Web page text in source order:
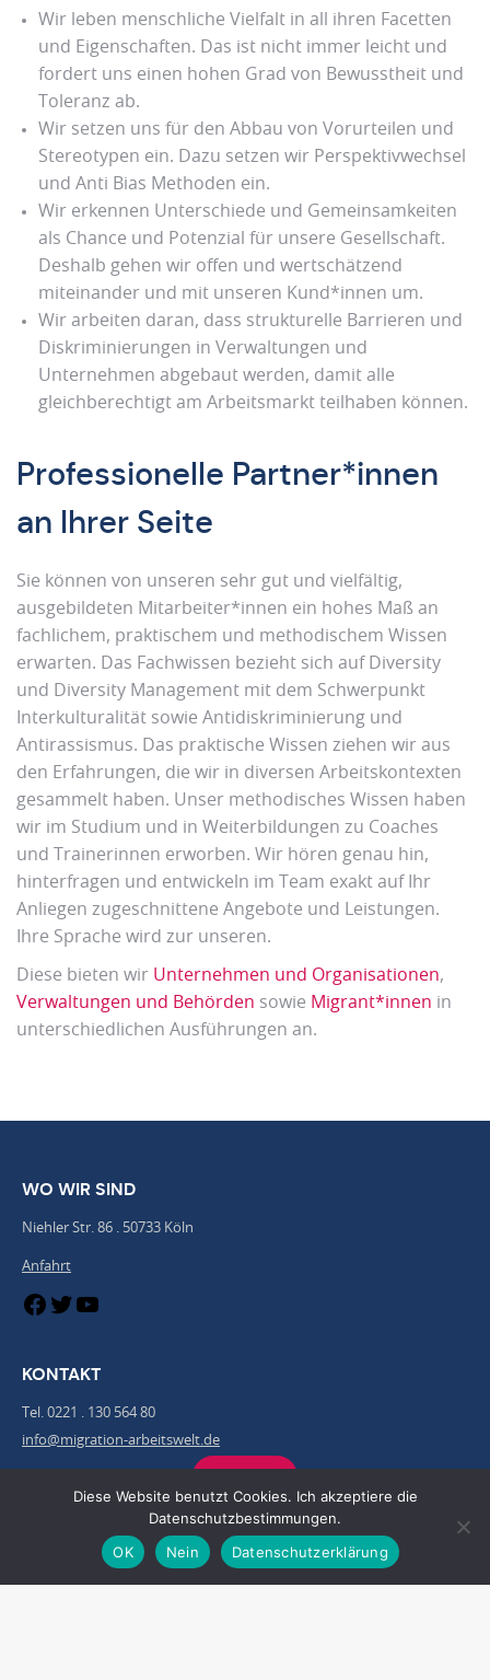
Wir leben menschliche Vielfalt in all ihren Facetten
und Eigenschaften. Das ist nicht immer leicht und
fordert uns einen hohen Grad von Bewusstheit und
Toleranz ab.
Wir setzen uns für den Abbau von Vorurteilen und
Stereotypen ein. Dazu setzen wir Perspektivwechsel
und Anti Bias Methoden ein.
Wir erkennen Unterschiede und Gemeinsamkeiten
als Chance und Potenzial für unsere Gesellschaft.
Deshalb gehen wir offen und wertschätzend
miteinander und mit unseren Kund*innen um.
Wir arbeiten daran, dass strukturelle Barrieren und
Diskriminierungen in Verwaltungen und
Unternehmen abgebaut werden, damit alle
gleichberechtigt am Arbeitsmarkt teilhaben können.
Professionelle Partner*innen
an Ihrer Seite
Sie können von unseren sehr gut und vielfältig,
ausgebildeten Mitarbeiter*innen ein hohes Maß an
fachlichem, praktischem und methodischem Wissen
erwarten. Das Fachwissen bezieht sich auf Diversity
und Diversity Management mit dem Schwerpunkt
Interkulturalität sowie Antidiskriminierung und
Antirassismus. Das praktische Wissen ziehen wir aus
den Erfahrungen, die wir in diversen Arbeitskontexten
gesammelt haben. Unser methodisches Wissen haben
wir im Studium und in Weiterbildungen zu Coaches
und Trainerinnen erworben. Wir hören genau hin,
hinterfragen und entwickeln im Team exakt auf Ihr
Anliegen zugeschnittene Angebote und Leistungen.
Ihre Sprache wird zur unseren.
Diese bieten wir Unternehmen und Organisationen,
Verwaltungen und Behörden sowie Migrant*innen in
unterschiedlichen Ausführungen an.
WO WIR SIND
Niehler Str. 86 . 50733 Köln
Anfahrt
KONTAKT
Tel. 0221 . 130 564 80
info@migration-arbeitswelt.de
UNTERSTÜTZEN SIE UNSERE ARBEIT
Diese Website benutzt Cookies. Ich akzeptiere die
Datenschutzbestimmungen.
OK
Nein Datenschutzerklärung